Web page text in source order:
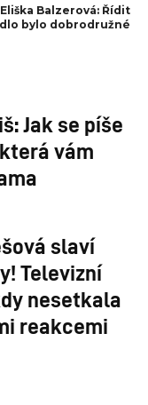
Eliška Balzerová: Řídit
bylo dobrodružné
Jak se píše
vám
slaví
Televizní
nesetkala
reakcemi